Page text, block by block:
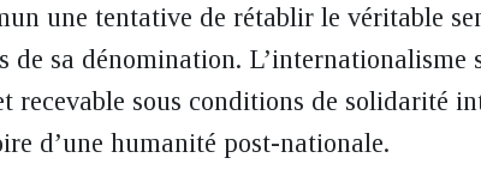
une tentative de rétablir le véritable
de sa dénomination. L’internationalisme
recevable sous conditions de solidarité
d’une humanité post-nationale.